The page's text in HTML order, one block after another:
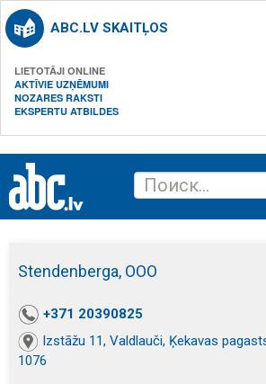
ABC.LV SKAITĻOS
LIETOTĀJI ONLINE
AKTĪVIE UZŅĒMUMI
NOZARES RAKSTI
EKSPERTU ATBILDES
Stendenberga, ООО
+371 20390825
Izstāžu 11, Valdlauči, Ķekavas
1076